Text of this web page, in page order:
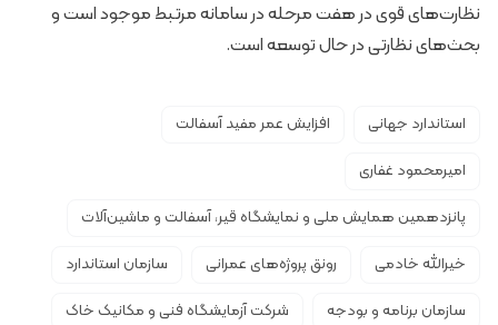
نظارت‌های قوی در هفت مرحله در سامانه مرتبط موجود است و
بحث‌های نظارتی در حال توسعه است.
استاندارد جهانی
افزایش عمر مفید آسفالت
امیرمحمود غفاری
پانزدهمین همایش ملی و نمایشگاه قیر، آسفالت و ماشین‌آلات
خیرالله خادمی
رونق پروژه‌های عمرانی
سازمان استاندارد
سازمان برنامه و بودجه
شرکت آزمایشگاه فنی و مکانیک خاک